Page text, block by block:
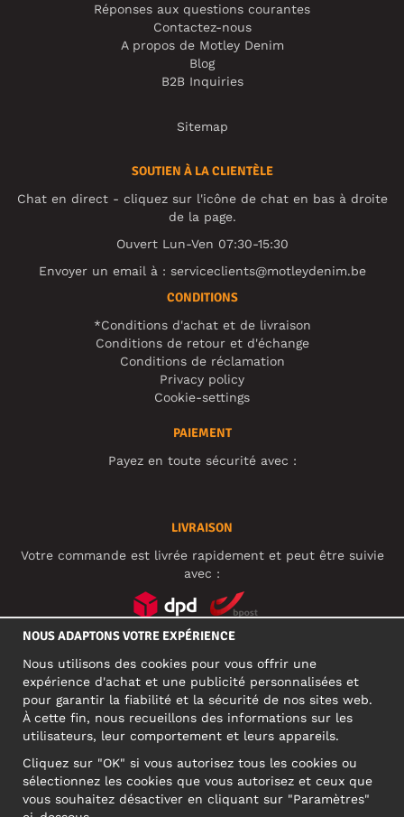
Réponses aux questions courantes
Contactez-nous
A propos de Motley Denim
Blog
B2B Inquiries
Sitemap
SOUTIEN À LA CLIENTÈLE
Chat en direct - cliquez sur l'icône de chat en bas à droite
de la page.
Ouvert Lun-Ven 07:30-15:30
Envoyer un email à : serviceclients@motleydenim.be
CONDITIONS
*Conditions d'achat et de livraison
Conditions de retour et d'échange
Conditions de réclamation
Privacy policy
Cookie-settings
PAIEMENT
Payez en toute sécurité avec :
LIVRAISON
Votre commande est livrée rapidement et peut être suivie
avec :
ADRESSE PROFESSIONNELLE
Narva mnt 5, EE-10117 Tallinn
Reg: 12356245
ATTENTION ! N'envoyez pas les retours de produits à cette
NOUS ADAPTONS VOTRE EXPÉRIENCE
Nous utilisons des cookies pour vous offrir une
expérience d'achat et une publicité personnalisées et
pour garantir la fiabilité et la sécurité de nos sites web.
À cette fin, nous recueillons des informations sur les
utilisateurs, leur comportement et leurs appareils.
Cliquez sur "OK" si vous autorisez tous les cookies ou
sélectionnez les cookies que vous autorisez et ceux que
vous souhaitez désactiver en cliquant sur "Paramètres"